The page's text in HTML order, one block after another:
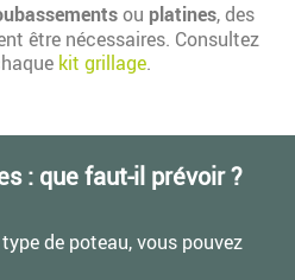
ou platines, des
être nécessaires. Consultez
kit grillage.
: que faut-il prévoir ?
de poteau, vous pouvez